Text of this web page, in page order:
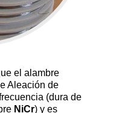
el alambre
Aleación de
(dura de
NiCr) y es